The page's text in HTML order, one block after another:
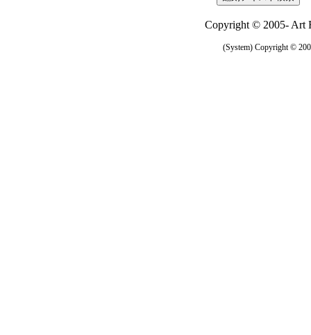
Copyright © 2005- Art
(System) Copyright ©